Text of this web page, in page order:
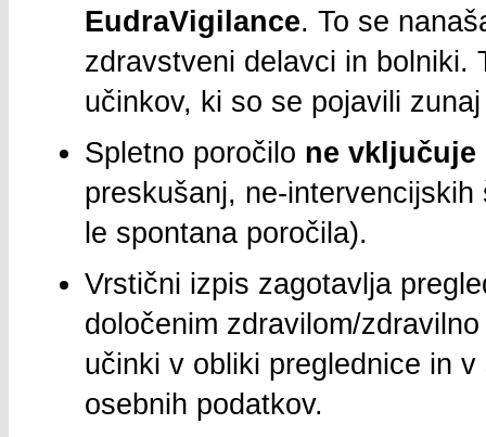
EudraVigilance. To se
zdravstveni delavci in bolniki.
učinkov, ki so se pojavili zunaj
Spletno poročilo ne
preskušanj, ne-
le spontana poročila).
Vrstični izpis zagotavlja
določenim zdravilom/
učinki v obliki preglednice in
osebnih podatkov.